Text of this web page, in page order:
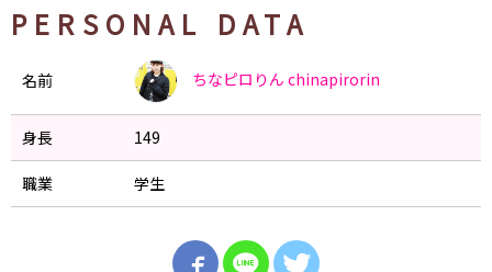
PERSONAL DATA
名前 ちなピロりん chinapirorin
身長 149
職業 学生